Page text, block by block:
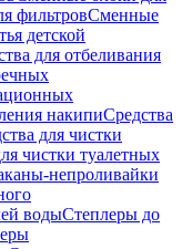
фильтровСменные
детской
для отбеливания
накипиСредства
для чистки
чистки туалетных
непроливайки
водыСтеплеры до